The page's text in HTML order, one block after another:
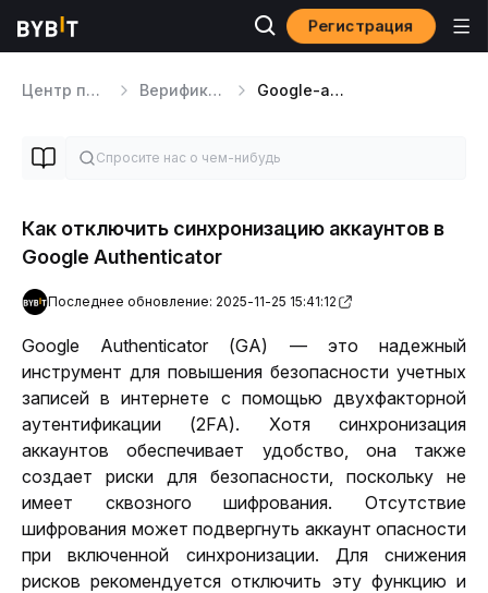
Регистрация
Центр помощи Верификация KYC и вопросы безопасности Google-аутентификация
Как отключить синхронизацию аккаунтов в
Google Authenticator
Последнее обновление: 2025-11-25 15:41:12
Google Authenticator (GA) — это надежный
инструмент для повышения безопасности учетных
записей в интернете с помощью двухфакторной
аутентификации (2FA). Хотя синхронизация
аккаунтов обеспечивает удобство, она также
создает риски для безопасности, поскольку не
имеет сквозного шифрования. Отсутствие
шифрования может подвергнуть аккаунт опасности
при включенной синхронизации. Для снижения
рисков рекомендуется отключить эту функцию и